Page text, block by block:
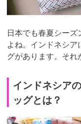
日本でも春夏シー
よね。インドネシ
グがあります。それ
インドネシア
ッグとは？